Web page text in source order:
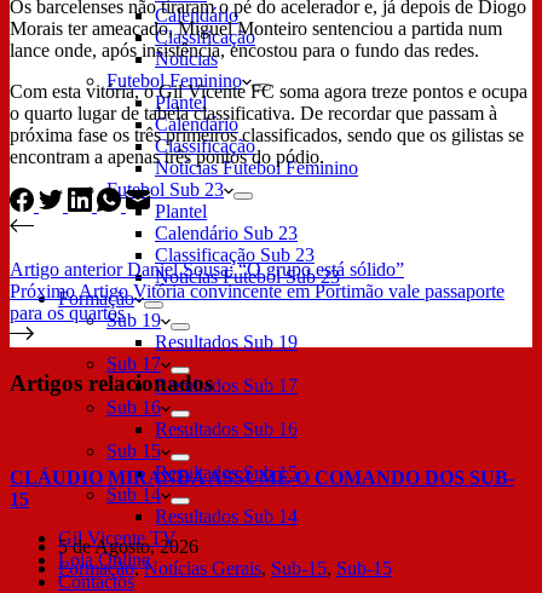
Calendário
Classificação
Notícias
Futebol Feminino
Plantel
Calendário
Classificação
Notícias Futebol Feminino
Futebol Sub 23
Plantel
Calendário Sub 23
Classificação Sub 23
Notícias Futebol Sub 23
Formação
Sub 19
Resultados Sub 19
Sub 17
Resultados Sub 17
Sub 16
Resultados Sub 16
Sub 15
Resultados Sub 15
Sub 14
Resultados Sub 14
Gil Vicente TV
Loja Online
Contactos
Os barcelenses não tiraram o pé do acelerador e, já depois de Diogo
Morais ter ameaçado, Miguel Monteiro sentenciou a partida num
lance onde, após insistência, encostou para o fundo das redes.
Com esta vitória, o Gil Vicente FC soma agora treze pontos e ocupa
o quarto lugar de tabela classificativa. De recordar que passam à
próxima fase os três primeiros classificados, sendo que os gilistas se
encontram a apenas três pontos do pódio.
Artigo anteriorDaniel Sousa: “O grupo está sólido”
PróximoArtigo Vitória convincente em Portimão vale passaporte
para os quartos
Artigos relacionados
CLÁUDIO MIRANDA ASSUME O COMANDO DOS SUB-
15
5 de Agosto, 2026
Formação,Notícias Gerais, Sub-15, Sub-15